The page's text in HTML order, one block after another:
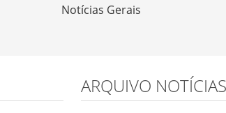
Notícias Gerais
ARQUIVO NOTÍCIAS